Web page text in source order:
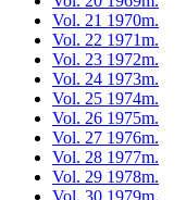
Vol. 21 1970m.
Vol. 22 1971m.
Vol. 23 1972m.
Vol. 24 1973m.
Vol. 25 1974m.
Vol. 26 1975m.
Vol. 27 1976m.
Vol. 28 1977m.
Vol. 29 1978m.